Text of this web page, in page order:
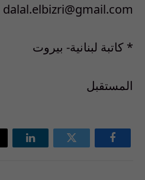
dalal.elbizri@gmail.com
* كاتبة لبنانية- بيروت
المستقبل
فيسبوك تويتر لينكدإن